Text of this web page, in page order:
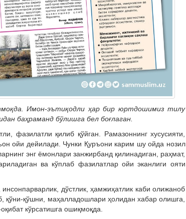
Имон-эътиқодли ҳар бир юртдошимиз тилу
баҳраманд бўлишга бел боғлаган.
фазилатли қилиб қўйган. Рамазоннинг хусусияти,
ойи дейилади. Чунки Қуръони карим шу ойда нозил
энг ёмонлари занжирбанд қилинадиган, раҳмат,
ва кўплаб фазилатлар ойи эканлиги ояти
дўстлик, ҳамжиҳатлик каби олижаноб
қўни-қўшни, маҳалладошлари ҳолидан хабар олишга,
кўрсатишга ошиқмоқда.